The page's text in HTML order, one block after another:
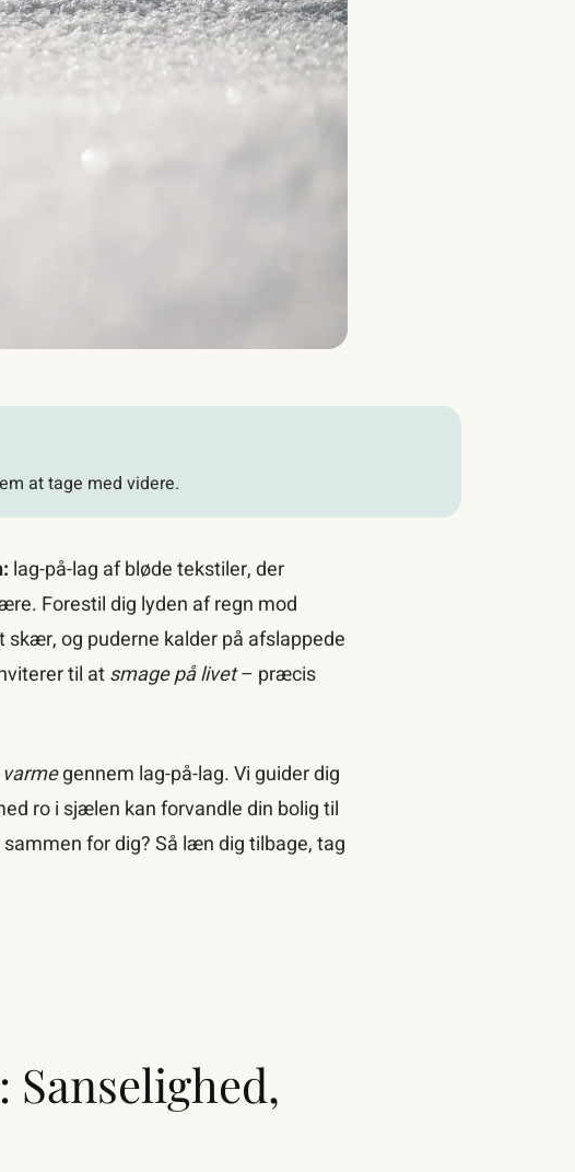
at tage med videre.
lag-på-lag af bløde tekstiler, der
Forestil dig lyden af regn mod
og puderne kalder på afslappede
til atsmage på livet– præcis
gennem lag-på-lag. Vi guider dig
ro i sjælen kan forvandle din bolig til
for dig? Så læn dig tilbage, tag